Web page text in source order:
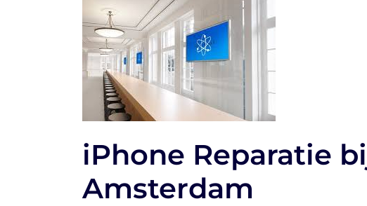
iPhone Reparatie
Amsterdam